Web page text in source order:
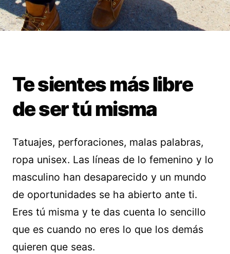
Te sientes más libre
de ser tú misma
Tatuajes, perforaciones, malas palabras,
ropa unisex. Las líneas de lo femenino y lo
masculino han desaparecido y un mundo
de oportunidades se ha abierto ante ti.
Eres tú misma y te das cuenta lo sencillo
que es cuando no eres lo que los demás
quieren que seas.